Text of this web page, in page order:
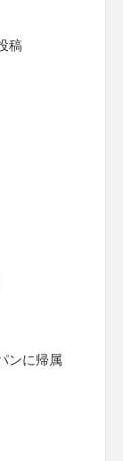
稿
ンに帰属